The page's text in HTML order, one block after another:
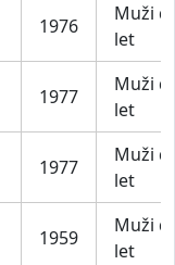
1976
Muži
let
1977
Muži
let
1977
Muži
let
1959
Muži
let